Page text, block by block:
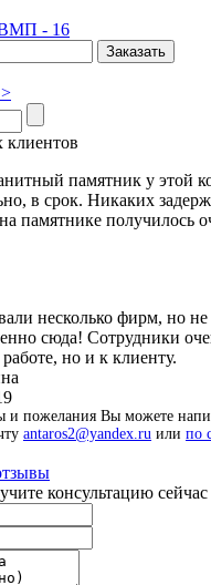
- 16
памятник у этой
в срок. Никаких
памятнике получилось
несколько фирм, но
сюда! Сотрудники
но и к клиенту.
и пожелания Вы можете
antaros2@yandex.ru или по
консультацию сейчас